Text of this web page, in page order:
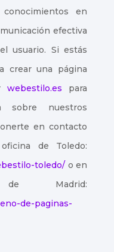
en
efectiva
usuario. Si estás
crear una página
webestilo.es para
sobre nuestros
en contacto
de Toledo:
toledo/o en
Madrid:
de-paginas-